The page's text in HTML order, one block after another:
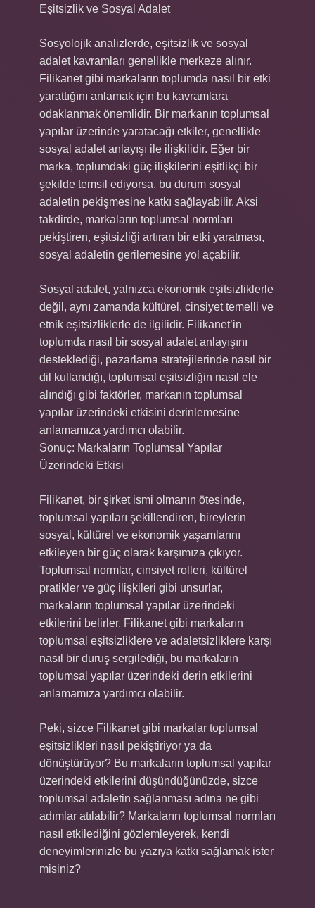
Eşitsizlik ve Sosyal Adalet
Sosyolojik analizlerde, eşitsizlik ve sosyal
adalet kavramları genellikle merkeze alınır.
Filikanet gibi markaların toplumda nasıl bir etki
yarattığını anlamak için bu kavramlara
odaklanmak önemlidir. Bir markanın toplumsal
yapılar üzerinde yaratacağı etkiler, genellikle
sosyal adalet anlayışı ile ilişkilidir. Eğer bir
marka, toplumdaki güç ilişkilerini eşitlikçi bir
şekilde temsil ediyorsa, bu durum sosyal
adaletin pekişmesine katkı sağlayabilir. Aksi
takdirde, markaların toplumsal normları
pekiştiren, eşitsizliği artıran bir etki yaratması,
sosyal adaletin gerilemesine yol açabilir.
Sosyal adalet, yalnızca ekonomik eşitsizliklerle
değil, aynı zamanda kültürel, cinsiyet temelli ve
etnik eşitsizliklerle de ilgilidir. Filikanet’in
toplumda nasıl bir sosyal adalet anlayışını
desteklediği, pazarlama stratejilerinde nasıl bir
dil kullandığı, toplumsal eşitsizliğin nasıl ele
alındığı gibi faktörler, markanın toplumsal
yapılar üzerindeki etkisini derinlemesine
anlamamıza yardımcı olabilir.
Sonuç: Markaların Toplumsal Yapılar
Üzerindeki Etkisi
Filikanet, bir şirket ismi olmanın ötesinde,
toplumsal yapıları şekillendiren, bireylerin
sosyal, kültürel ve ekonomik yaşamlarını
etkileyen bir güç olarak karşımıza çıkıyor.
Toplumsal normlar, cinsiyet rolleri, kültürel
pratikler ve güç ilişkileri gibi unsurlar,
markaların toplumsal yapılar üzerindeki
etkilerini belirler. Filikanet gibi markaların
toplumsal eşitsizliklere ve adaletsizliklere karşı
nasıl bir duruş sergilediği, bu markaların
toplumsal yapılar üzerindeki derin etkilerini
anlamamıza yardımcı olabilir.
Peki, sizce Filikanet gibi markalar toplumsal
eşitsizlikleri nasıl pekiştiriyor ya da
dönüştürüyor? Bu markaların toplumsal yapılar
üzerindeki etkilerini düşündüğünüzde, sizce
toplumsal adaletin sağlanması adına ne gibi
adımlar atılabilir? Markaların toplumsal normları
nasıl etkilediğini gözlemleyerek, kendi
deneyimlerinizle bu yazıya katkı sağlamak ister
misiniz?